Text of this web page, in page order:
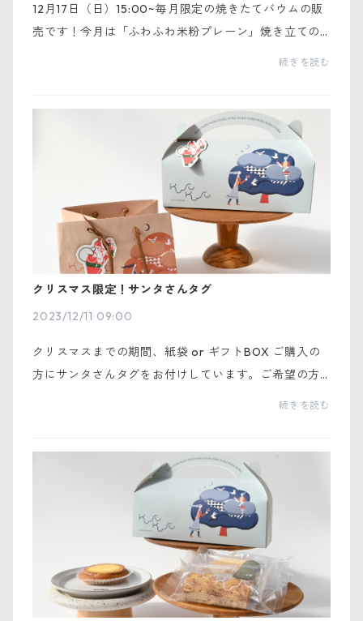
12月17日（日）15:00~毎月限定の焼きたてバウムの販
売です！今月は「ふわふわ米粉プレーン」焼き立ての
バウムクーヘンをその場でカットしてお渡しいたしま
続きを読む
クリスマス限定！サンタさんタグ
2023/12/11 09:00
クリスマスまでの期間、紙袋 or ギフトBOX ご購入の
方にサンタさんタグをお付けしています。ご希望の方
はレジ又はお電話にてお伝えください。KUSU KUSU B
続きを読む